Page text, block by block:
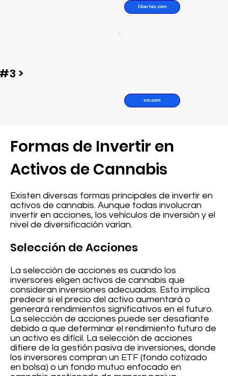
Formas de Invertir en
Activos de Cannabis
Existen diversas formas principales de invertir en
activos de cannabis. Aunque todas involucran
invertir en acciones, los vehículos de inversión y el
nivel de diversificación varían.
Selección de Acciones
La selección de acciones es cuando los
inversores eligen activos de cannabis que
consideran inversiones adecuadas. Esto implica
predecir si el precio del activo aumentará o
generará rendimientos significativos en el futuro.
La selección de acciones puede ser desafiante
debido a que determinar el rendimiento futuro de
un activo es difícil. La selección de acciones
difiere de la gestión pasiva de inversiones, donde
los inversores compran un ETF (fondo cotizado
en bolsa) o un fondo mutuo enfocado en
libertex.com
xm.com
>